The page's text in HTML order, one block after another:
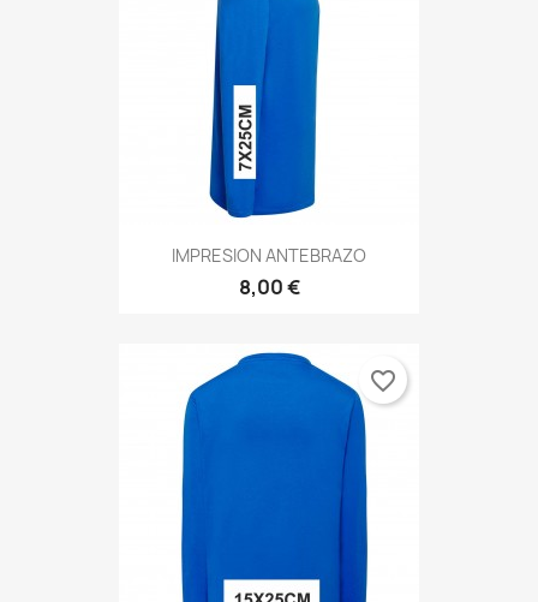
IMPRESION ANTEBRAZO
8,00 €
favorite_border